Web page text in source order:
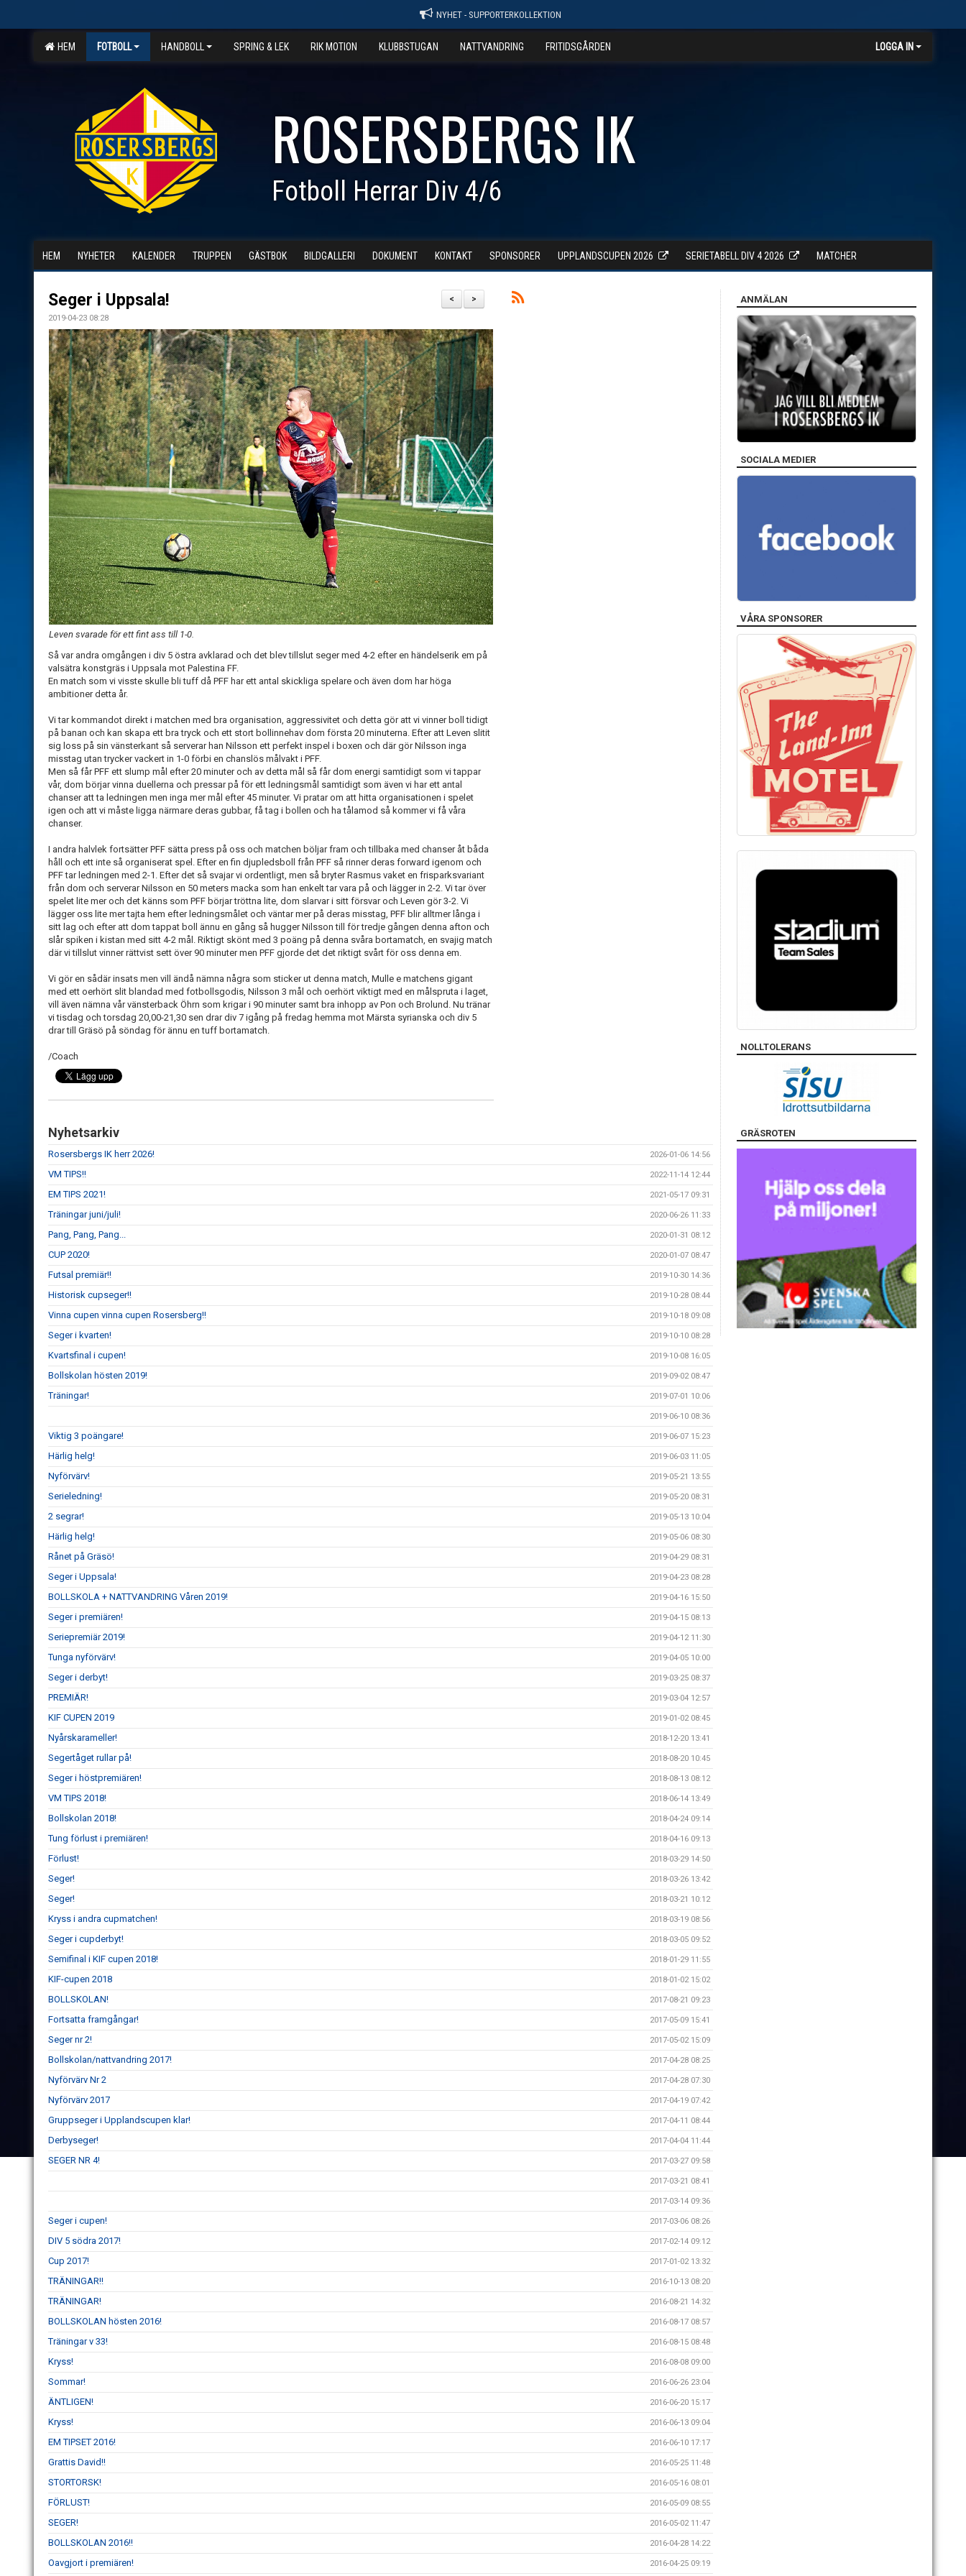
NYHET - SUPPORTERKOLLEKTION
HEM FOTBOLL HANDBOLL SPRING & LEK RIK MOTION KLUBBSTUGAN NATTVANDRING FRITIDSGÅRDEN LOGGA IN
ROSERSBERGS IK
Fotboll Herrar Div 4/6
HEM NYHETER KALENDER TRUPPEN GÄSTBOK BILDGALLERI DOKUMENT KONTAKT SPONSORER UPPLANDSCUPEN 2026 SERIETABELL DIV 4 2026 MATCHER
>
<
Seger i Uppsala!
2019-04-23 08:28
Leven svarade för ett fint ass till 1-0.
Så var andra omgången i div 5 östra avklarad och det blev tillslut seger med 4-2 efter en händelserik em på
valsätra konstgräs i Uppsala mot Palestina FF.
En match som vi visste skulle bli tuff då PFF har ett antal skickliga spelare och även dom har höga
ambitioner detta år.
Vi tar kommandot direkt i matchen med bra organisation, aggressivitet och detta gör att vi vinner boll tidigt
på banan och kan skapa ett bra tryck och ett stort bollinnehav dom första 20 minuterna. Efter att Leven slitit
sig loss på sin vänsterkant så serverar han Nilsson ett perfekt inspel i boxen och där gör Nilsson inga
misstag utan trycker vackert in 1-0 förbi en chanslös målvakt i PFF.
Men så får PFF ett slump mål efter 20 minuter och av detta mål så får dom energi samtidigt som vi tappar
vår, dom börjar vinna duellerna och pressar på för ett ledningsmål samtidigt som även vi har ett antal
chanser att ta ledningen men inga mer mål efter 45 minuter. Vi pratar om att hitta organisationen i spelet
igen och att vi måste ligga närmare deras gubbar, få tag i bollen och ha tålamod så kommer vi få våra
chanser.
I andra halvlek fortsätter PFF sätta press på oss och matchen böljar fram och tillbaka med chanser åt båda
håll och ett inte så organiserat spel. Efter en fin djupledsboll från PFF så rinner deras forward igenom och
PFF tar ledningen med 2-1. Efter det så svajar vi ordentligt, men så bryter Rasmus vaket en frisparksvariant
från dom och serverar Nilsson en 50 meters macka som han enkelt tar vara på och lägger in 2-2. Vi tar över
spelet lite mer och det känns som PFF börjar tröttna lite, dom slarvar i sitt försvar och Leven gör 3-2. Vi
lägger oss lite mer tajta hem efter ledningsmålet och väntar mer på deras misstag, PFF blir alltmer långa i
sitt lag och efter att dom tappat boll ännu en gång så hugger Nilsson till för tredje gången denna afton och
slår spiken i kistan med sitt 4-2 mål. Riktigt skönt med 3 poäng på denna svåra bortamatch, en svajig match
där vi tillslut vinner rättvist sett över 90 minuter men PFF gjorde det det riktigt svårt för oss denna em.
Vi gör en sådär insats men vill ändå nämna några som sticker ut denna match, Mulle e matchens gigant
med ett oerhört slit blandad med fotbollsgodis, Nilsson 3 mål och oerhört viktigt med en målspruta i laget,
vill även nämna vår vänsterback Öhrn som krigar i 90 minuter samt bra inhopp av Pon och Brolund. Nu tränar
vi tisdag och torsdag 20,00-21,30 sen drar div 7 igång på fredag hemma mot Märsta syrianska och div 5
drar till Gräsö på söndag för ännu en tuff bortamatch.
/Coach
Nyhetsarkiv
Rosersbergs IK herr 2026! 2026-01-06 14:56
VM TIPS!! 2022-11-14 12:44
EM TIPS 2021! 2021-05-17 09:31
Träningar juni/juli! 2020-06-26 11:33
Pang, Pang, Pang... 2020-01-31 08:12
CUP 2020! 2020-01-07 08:47
Futsal premiär!! 2019-10-30 14:36
Historisk cupseger!! 2019-10-28 08:44
Vinna cupen vinna cupen Rosersberg!! 2019-10-18 09:08
Seger i kvarten! 2019-10-10 08:28
Kvartsfinal i cupen! 2019-10-08 16:05
Bollskolan hösten 2019! 2019-09-02 08:47
Träningar! 2019-07-01 10:06
2019-06-10 08:36
Viktig 3 poängare! 2019-06-07 15:23
Härlig helg! 2019-06-03 11:05
Nyförvärv! 2019-05-21 13:55
Serieledning! 2019-05-20 08:31
2 segrar! 2019-05-13 10:04
Härlig helg! 2019-05-06 08:30
Rånet på Gräsö! 2019-04-29 08:31
Seger i Uppsala! 2019-04-23 08:28
BOLLSKOLA + NATTVANDRING Våren 2019! 2019-04-16 15:50
Seger i premiären! 2019-04-15 08:13
Seriepremiär 2019! 2019-04-12 11:30
Tunga nyförvärv! 2019-04-05 10:00
Seger i derbyt! 2019-03-25 08:37
PREMIÄR! 2019-03-04 12:57
KIF CUPEN 2019 2019-01-02 08:45
Nyårskarameller! 2018-12-20 13:41
Segertåget rullar på! 2018-08-20 10:45
Seger i höstpremiären! 2018-08-13 08:12
VM TIPS 2018! 2018-06-14 13:49
Bollskolan 2018! 2018-04-24 09:14
Tung förlust i premiären! 2018-04-16 09:13
Förlust! 2018-03-29 14:50
Seger! 2018-03-26 13:42
Seger! 2018-03-21 10:12
Kryss i andra cupmatchen! 2018-03-19 08:56
Seger i cupderbyt! 2018-03-05 09:52
Semifinal i KIF cupen 2018! 2018-01-29 11:55
KIF-cupen 2018 2018-01-02 15:02
BOLLSKOLAN! 2017-08-21 09:23
Fortsatta framgångar! 2017-05-09 15:41
Seger nr 2! 2017-05-02 15:09
Bollskolan/nattvandring 2017! 2017-04-28 08:25
Nyförvärv Nr 2 2017-04-28 07:30
Nyförvärv 2017 2017-04-19 07:42
Gruppseger i Upplandscupen klar! 2017-04-11 08:44
Derbyseger! 2017-04-04 11:44
SEGER NR 4! 2017-03-27 09:58
2017-03-21 08:41
2017-03-14 09:36
Seger i cupen! 2017-03-06 08:26
DIV 5 södra 2017! 2017-02-14 09:12
Cup 2017! 2017-01-02 13:32
TRÄNINGAR!! 2016-10-13 08:20
TRÄNINGAR! 2016-08-21 14:32
BOLLSKOLAN hösten 2016! 2016-08-17 08:57
Träningar v 33! 2016-08-15 08:48
Kryss! 2016-08-08 09:00
Sommar! 2016-06-26 23:04
ÄNTLIGEN! 2016-06-20 15:17
Kryss! 2016-06-13 09:04
EM TIPSET 2016! 2016-06-10 17:17
Grattis David!! 2016-05-25 11:48
STORTORSK! 2016-05-16 08:01
FÖRLUST! 2016-05-09 08:55
SEGER! 2016-05-02 11:47
BOLLSKOLAN 2016!! 2016-04-28 14:22
Oavgjort i premiären! 2016-04-25 09:19
ANMÄLAN
SOCIALA MEDIER
VÅRA SPONSORER
NOLLTOLERANS
GRÄSROTEN